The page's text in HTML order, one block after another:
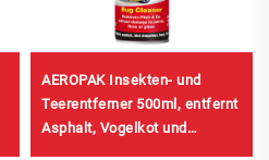
AEROPAK Insekten- und
Teerentferner 500ml, entfernt
Asphalt, Vogelkot und